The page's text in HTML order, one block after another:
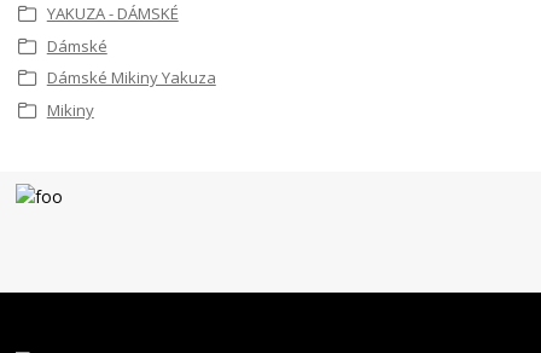
YAKUZA - DÁMSKÉ
Dámské
Dámské Mikiny Yakuza
Mikiny